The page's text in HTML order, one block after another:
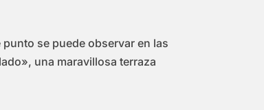
se puede observar en las
una maravillosa terraza